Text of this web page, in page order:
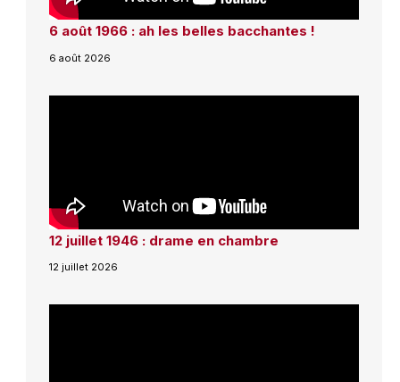
6 août 1966 : ah les belles bacchantes !
6 août 2026
12 juillet 1946 : drame en chambre
12 juillet 2026